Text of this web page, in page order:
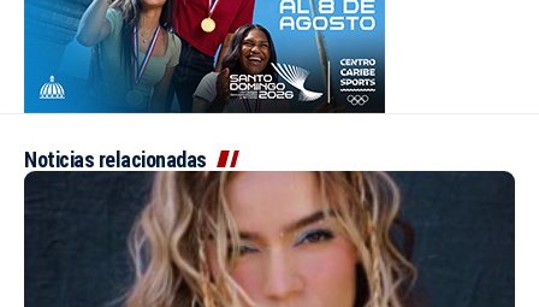
Noticias relacionadas